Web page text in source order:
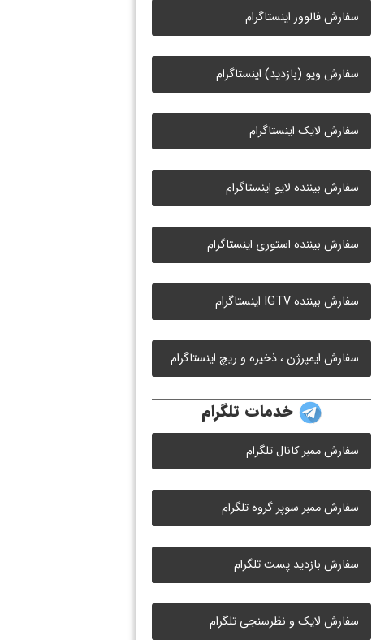
سفارش فالوور اینستاگرام
سفارش ویو (بازدید) اینستاگرام
سفارش لایک اینستاگرام
سفارش بیننده لایو اینستاگرام
سفارش بیننده استوری اینستاگرام
سفارش بیننده IGTV اینستاگرام
سفارش ایمپرژن ، ذخیره و ریچ اینستاگرام
خدمات تلگرام
سفارش ممبر کانال تلگرام
سفارش ممبر سوپر گروه تلگرام
سفارش بازدید پست تلگرام
سفارش لایک و نظرسنجی تلگرام